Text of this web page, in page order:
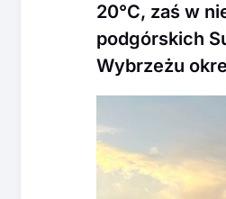
20°C, zaś w
podgórskich
Wybrzeżu